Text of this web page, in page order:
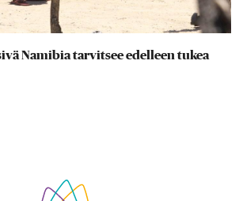
Namibia tarvitsee edelleen tukea